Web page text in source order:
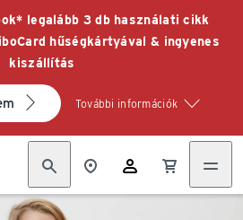
legalább 3 db használati cikk
hűségkártyával & ingyenes
kiszállítás
További információk